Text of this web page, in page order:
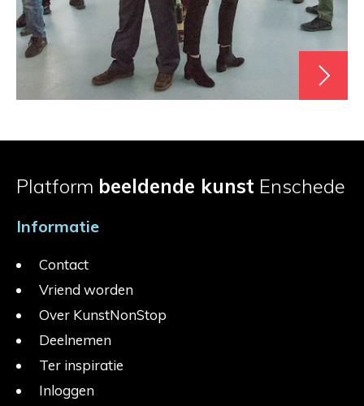
Platform beeldende kunst Enschede
Informatie
Contact
Vriend worden
Over KunstNonStop
Deelnemen
Ter inspiratie
Inloggen